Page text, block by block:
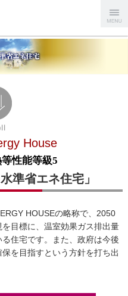
Menu
House
能等級5
準省エネ住宅」
HOUSEの略称で、2050
目標に、温室効果ガス排出量
住宅です。また、政府は今後
を目指すという方針を打ち出